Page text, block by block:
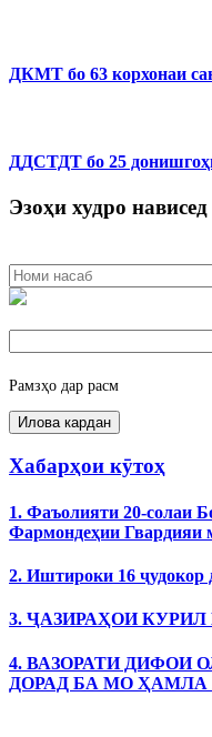
ДКМТ бо 63 корхонаи
ДДСТДТ бо 25
Эзоҳи худро нависед
Рамзҳо дар расм
Хабарҳои кӯтоҳ
1. Фаъолияти 20-солаи
Фармондеҳии Гвардияи
2. Иштироки 16 ҷудокор
3. ҶАЗИРАҲОИ
4. ВАЗОРАТИ ДИФОИ
ДОРАД БА МО ҲАМЛА